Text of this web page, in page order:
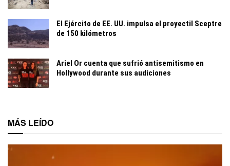
El Ejército de EE. UU. impulsa el proyectil Sceptre
de 150 kilómetros
Ariel Or cuenta que sufrió antisemitismo en
Hollywood durante sus audiciones
MÁS LEÍDO